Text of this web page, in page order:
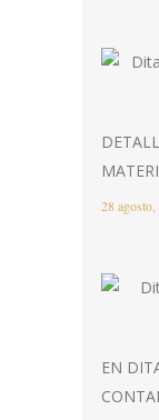
28 agosto,
EN